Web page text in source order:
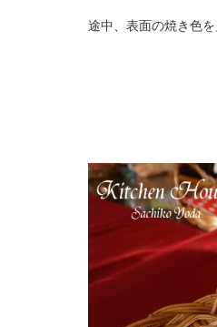
途中、表面の焼き色